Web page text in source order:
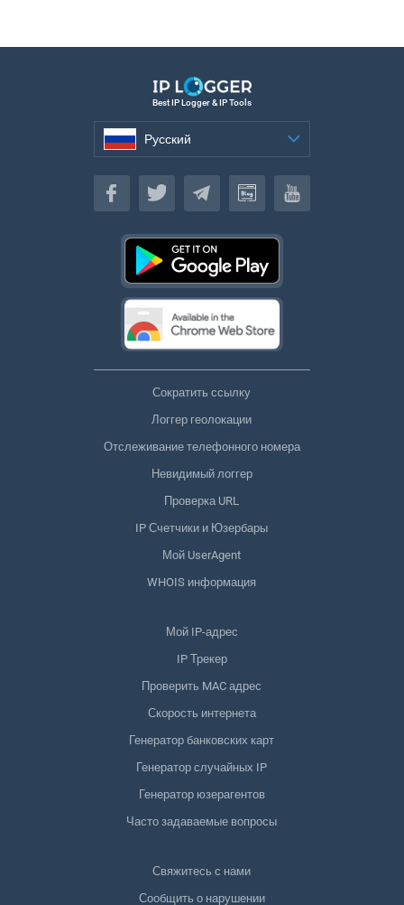
Best IP Logger & IP Tools
Русский
Русский
Сократить ссылку
Логгер геолокации
Отслеживание телефонного номера
Невидимый логгер
Проверка URL
IP Счетчики и Юзербары
Мой UserAgent
WHOIS информация
Мой IP-адрес
IP Трекер
Проверить MAC адрес
Скорость интернета
Генератор банковских карт
Генератор случайных IP
Генератор юзерагентов
Часто задаваемые вопросы
Свяжитесь с нами
Сообщить о нарушении